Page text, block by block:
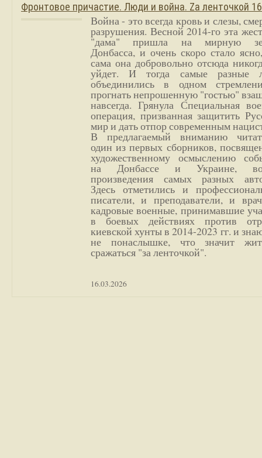
Фронтовое причастие. Люди и война. Zа ленточкой
Война - это всегда кровь и слезы,
разрушения. Весной 2014-го эта
"дама" пришла на мирную
Донбасса, и очень скоро стало
сама она добровольно отсюда
уйдет. И тогда самые разные
объединились в одном
прогнать непрошенную "гостью"
навсегда. Грянула Специальная
операция, призванная защитить
мир и дать отпор современным
В предлагаемый вниманию
один из первых сборников,
художественному осмыслению
на Донбассе и Украине,
произведения самых разных
Здесь отметились и
писатели, и преподаватели, и
кадровые военные, принимавшие
в боевых действиях против
киевской хунты в 2014-2023 гг. и
не понаслышке, что значит
сражаться "за ленточкой".
16.03.2026